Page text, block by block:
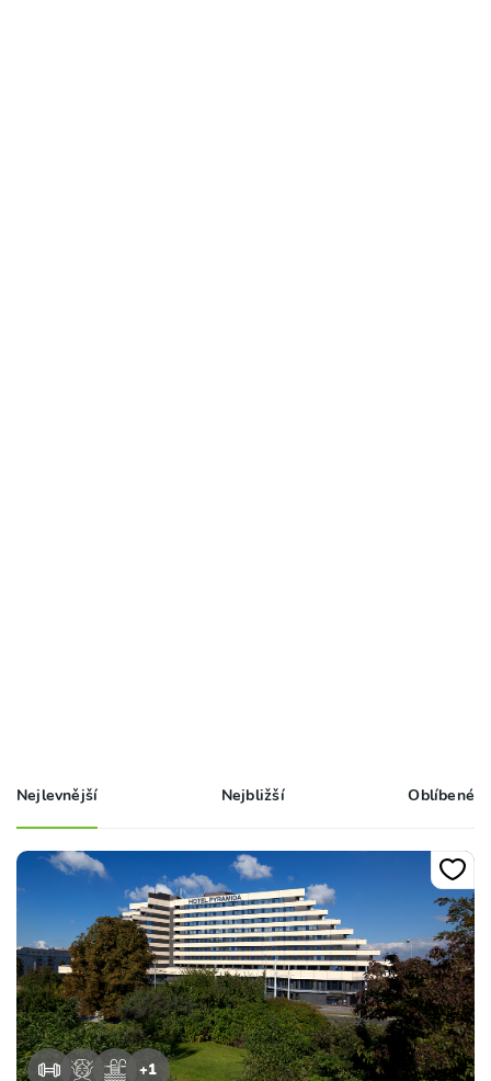
Nejlevnější Nejbližší Oblíbené
+1